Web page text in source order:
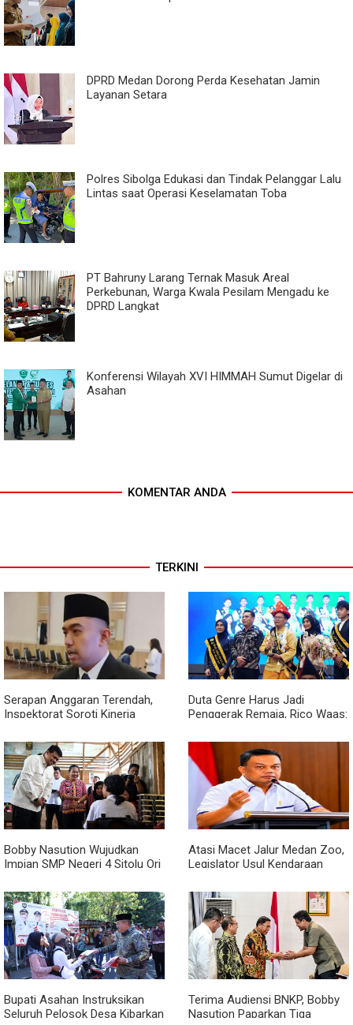
DPRD Medan Dorong Perda Kesehatan Jamin
Layanan Setara
Polres Sibolga Edukasi dan Tindak Pelanggar Lalu
Lintas saat Operasi Keselamatan Toba
PT Bahruny Larang Ternak Masuk Areal
Perkebunan, Warga Kwala Pesilam Mengadu ke
DPRD Langkat
Konferensi Wilayah XVI HIMMAH Sumut Digelar di
Asahan
KOMENTAR ANDA
TERKINI
Serapan Anggaran Terendah,
Inspektorat Soroti Kinerja
Duta Genre Harus Jadi
Penggerak Remaja, Rico Waas:
Acara
Bobby Nasution Wujudkan
Impian SMP Negeri 4 Sitolu Ori
Atasi Macet Jalur Medan Zoo,
Legislator Usul Kendaraan
Royal Sumatera
Bupati Asahan Instruksikan
Seluruh Pelosok Desa Kibarkan
Terima Audiensi BNKP, Bobby
Nasution Paparkan Tiga